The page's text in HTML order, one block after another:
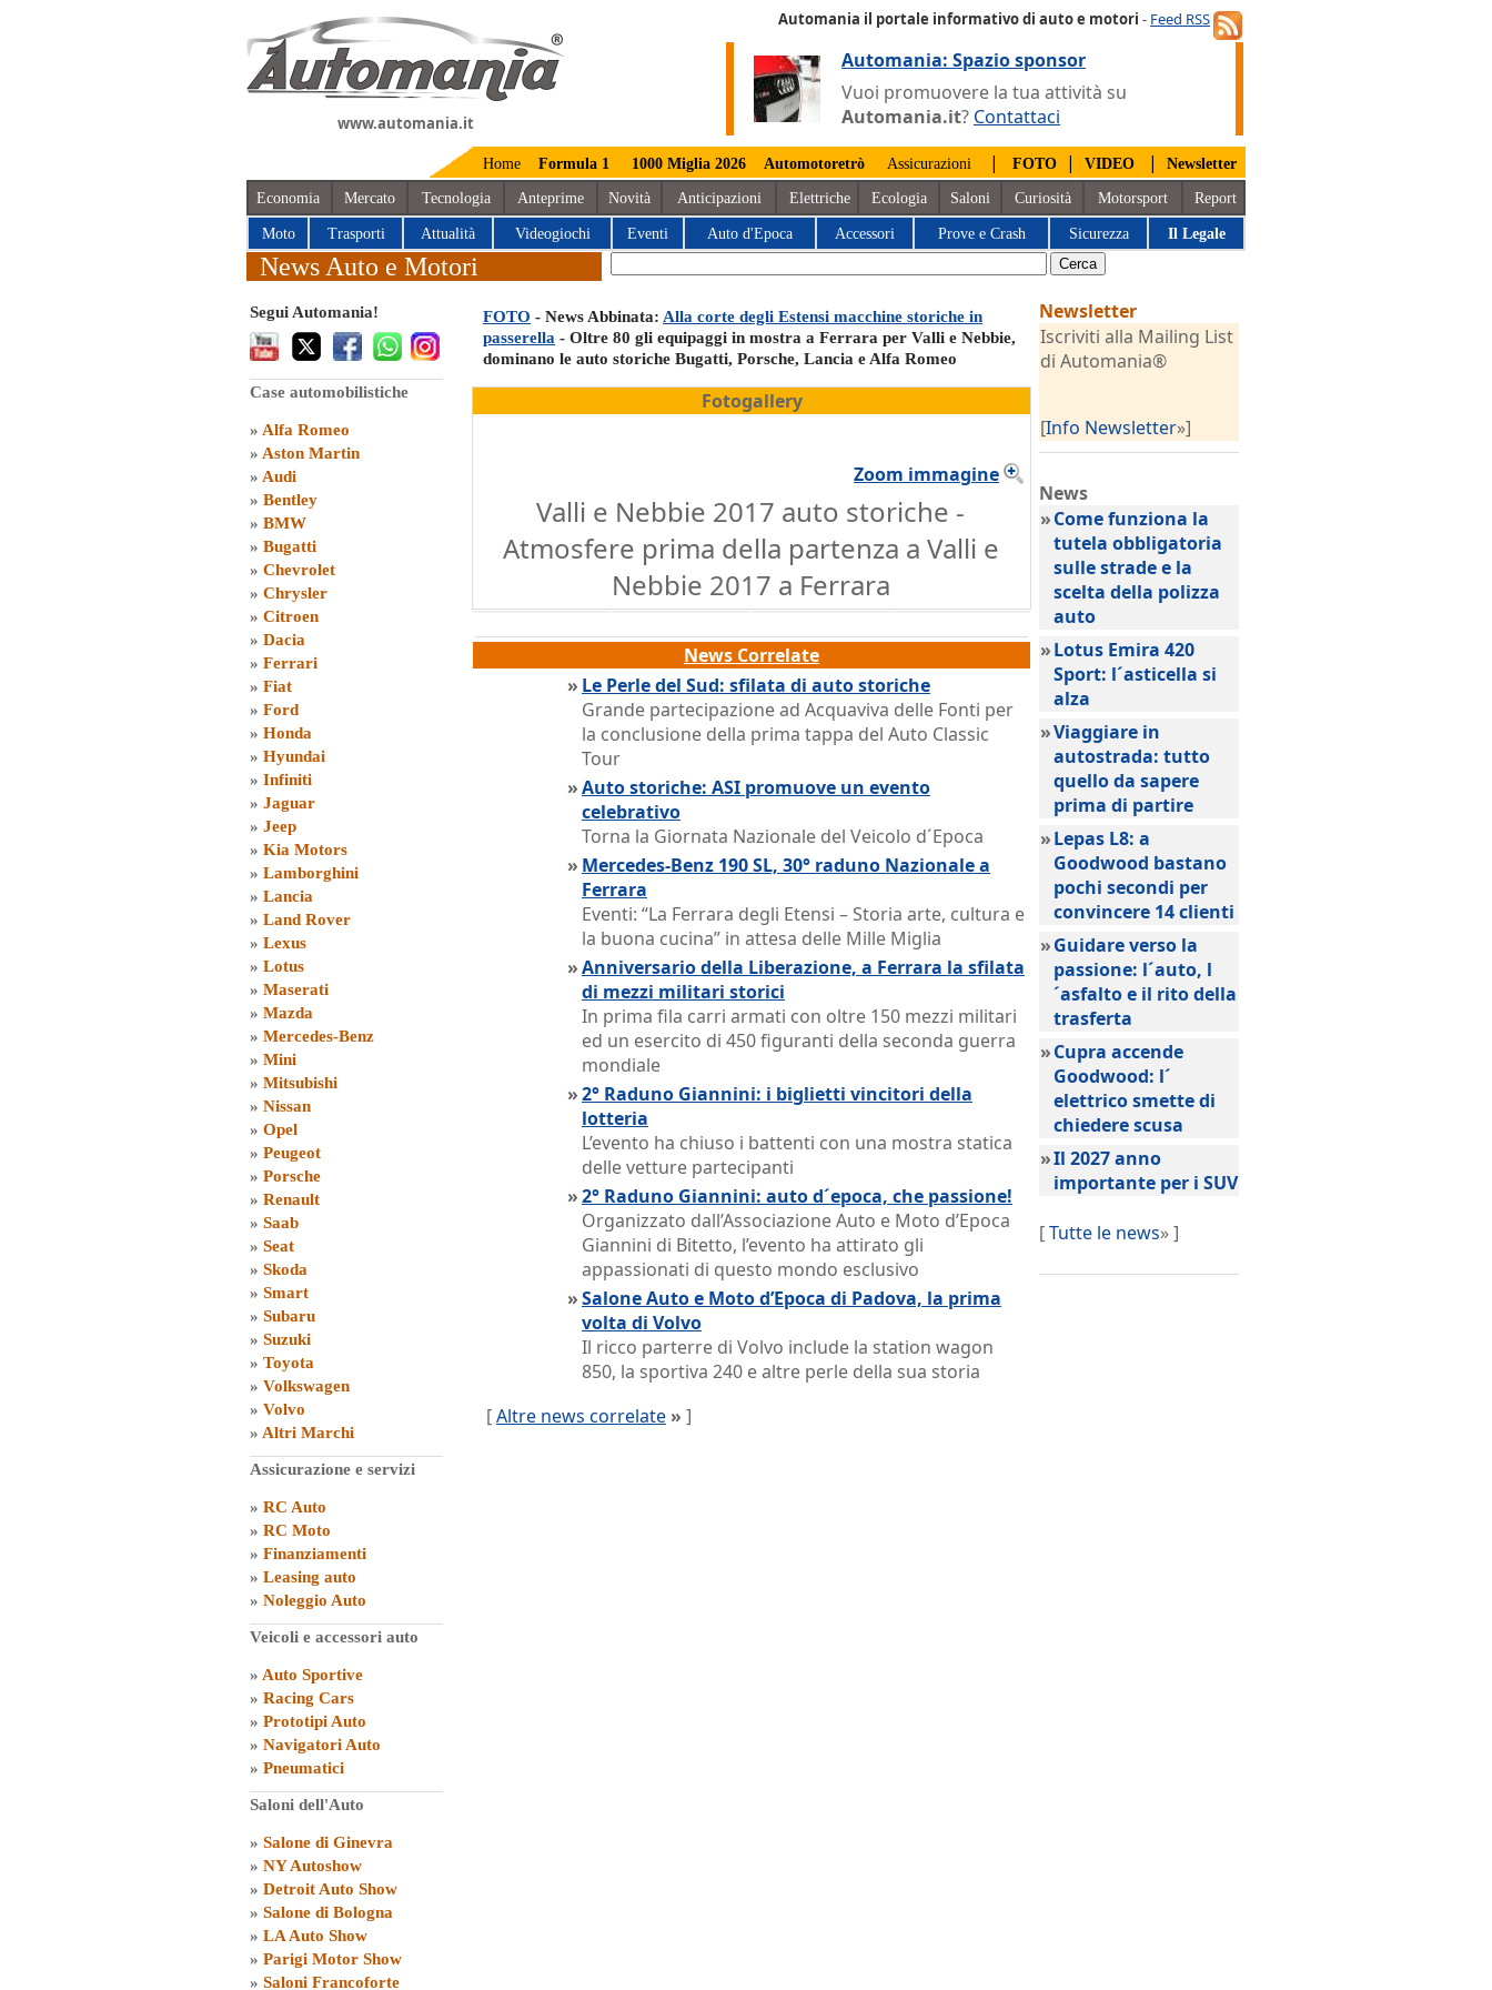
www.automania.it
Automania il portale informativo di auto e motori - Feed RSS
Automania: Spazio sponsor
Vuoi promuovere la tua attività su
Automania.it? Contattaci
Home Formula 1 1000 Miglia 2026 Automotoretrò Assicurazioni | FOTO | VIDEO | Newsletter
Economia Mercato Tecnologia Anteprime Novità Anticipazioni Elettriche Ecologia Saloni Curiosità Motorsport Report
Moto Trasporti Attualità Videogiochi Eventi Auto d'Epoca Accessori Prove e Crash Sicurezza Il Legale
News Auto e Motori
Segui Automania!
Case automobilistiche
» Alfa Romeo
» Aston Martin
» Audi
» Bentley
» BMW
» Bugatti
» Chevrolet
» Chrysler
» Citroen
» Dacia
» Ferrari
» Fiat
» Ford
» Honda
» Hyundai
» Infiniti
» Jaguar
» Jeep
» Kia Motors
» Lamborghini
» Lancia
» Land Rover
» Lexus
» Lotus
» Maserati
» Mazda
» Mercedes-Benz
» Mini
» Mitsubishi
» Nissan
» Opel
» Peugeot
» Porsche
» Renault
» Saab
» Seat
» Skoda
» Smart
» Subaru
» Suzuki
» Toyota
» Volkswagen
» Volvo
» Altri Marchi
Assicurazione e servizi
» RC Auto
» RC Moto
» Finanziamenti
» Leasing auto
» Noleggio Auto
Veicoli e accessori auto
» Auto Sportive
» Racing Cars
» Prototipi Auto
» Navigatori Auto
» Pneumatici
Saloni dell'Auto
» Salone di Ginevra
» NY Autoshow
» Detroit Auto Show
» Salone di Bologna
» LA Auto Show
» Parigi Motor Show
» Saloni Francoforte
FOTO - News Abbinata: Alla corte degli Estensi macchine storiche in
passerella - Oltre 80 gli equipaggi in mostra a Ferrara per Valli e Nebbie,
dominano le auto storiche Bugatti, Porsche, Lancia e Alfa Romeo
Fotogallery
Zoom immagine
Valli e Nebbie 2017 auto storiche -
Atmosfere prima della partenza a Valli e
Nebbie 2017 a Ferrara
News Correlate
» Le Perle del Sud: sfilata di auto storiche
Grande partecipazione ad Acquaviva delle Fonti per
la conclusione della prima tappa del Auto Classic
Tour
»Auto storiche: ASI promuove un evento
celebrativo
Torna la Giornata Nazionale del Veicolo d´Epoca
» Mercedes-Benz 190 SL, 30° raduno Nazionale a
Ferrara
Eventi: “La Ferrara degli Etensi – Storia arte, cultura e
la buona cucina” in attesa delle Mille Miglia
»Anniversario della Liberazione, a Ferrara la sfilata
di mezzi militari storici
In prima fila carri armati con oltre 150 mezzi militari
ed un esercito di 450 figuranti della seconda guerra
mondiale
»2° Raduno Giannini: i biglietti vincitori della
lotteria
L’evento ha chiuso i battenti con una mostra statica
delle vetture partecipanti
»2° Raduno Giannini: auto d´epoca, che passione!
Organizzato dall’Associazione Auto e Moto d’Epoca
Giannini di Bitetto, l’evento ha attirato gli
appassionati di questo mondo esclusivo
»Salone Auto e Moto d’Epoca di Padova, la prima
volta di Volvo
Il ricco parterre di Volvo include la station wagon
850, la sportiva 240 e altre perle della sua storia
[Altre news correlate » ]
Newsletter
Iscriviti alla Mailing List
di Automania®
[Info Newsletter»]
News
»Come funziona la
tutela obbligatoria
sulle strade e la
scelta della polizza
auto
»Lotus Emira 420
Sport: l´asticella si
alza
»Viaggiare in
autostrada: tutto
quello da sapere
prima di partire
»Lepas L8: a
Goodwood bastano
pochi secondi per
convincere 14 clienti
»Guidare verso la
passione: l´auto, l
´asfalto e il rito della
trasferta
»Cupra accende
Goodwood: l´
elettrico smette di
chiedere scusa
»Il 2027 anno
importante per i SUV
[Tutte le news» ]